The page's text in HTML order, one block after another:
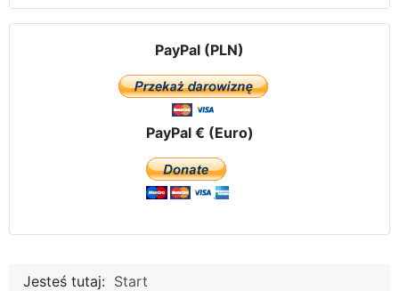
PayPal (PLN)
PayPal € (Euro)
Jesteś tutaj: Start